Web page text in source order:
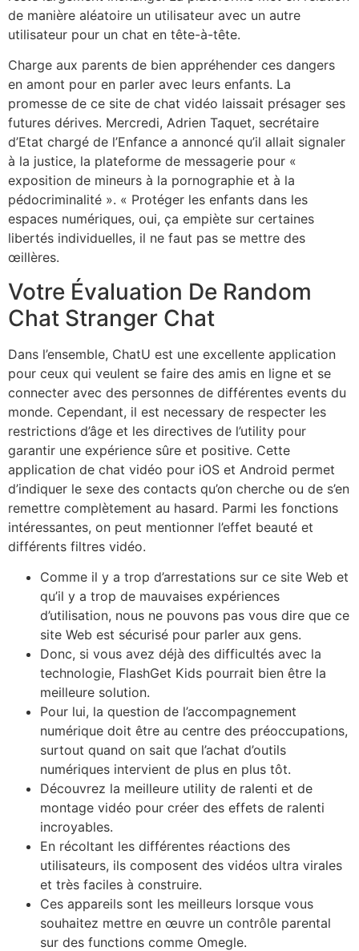
de manière aléatoire un utilisateur avec un autre
utilisateur pour un chat en tête-à-tête.
Charge aux parents de bien appréhender ces dangers
en amont pour en parler avec leurs enfants. La
promesse de ce site de chat vidéo laissait présager ses
futures dérives. Mercredi, Adrien Taquet, secrétaire
d’Etat chargé de l’Enfance a annoncé qu’il allait signaler
à la justice, la plateforme de messagerie pour «
exposition de mineurs à la pornographie et à la
pédocriminalité ». « Protéger les enfants dans les
espaces numériques, oui, ça empiète sur certaines
libertés individuelles, il ne faut pas se mettre des
œillères.
Votre Évaluation De Random
Chat Stranger Chat
Dans l’ensemble, ChatU est une excellente application
pour ceux qui veulent se faire des amis en ligne et se
connecter avec des personnes de différentes events du
monde. Cependant, il est necessary de respecter les
restrictions d’âge et les directives de l’utility pour
garantir une expérience sûre et positive. Cette
application de chat vidéo pour iOS et Android permet
d’indiquer le sexe des contacts qu’on cherche ou de s’en
remettre complètement au hasard. Parmi les fonctions
intéressantes, on peut mentionner l’effet beauté et
différents filtres vidéo.
Comme il y a trop d’arrestations sur ce site Web et
qu’il y a trop de mauvaises expériences
d’utilisation, nous ne pouvons pas vous dire que ce
site Web est sécurisé pour parler aux gens.
Donc, si vous avez déjà des difficultés avec la
technologie, FlashGet Kids pourrait bien être la
meilleure solution.
Pour lui, la question de l’accompagnement
numérique doit être au centre des préoccupations,
surtout quand on sait que l’achat d’outils
numériques intervient de plus en plus tôt.
Découvrez la meilleure utility de ralenti et de
montage vidéo pour créer des effets de ralenti
incroyables.
En récoltant les différentes réactions des
utilisateurs, ils composent des vidéos ultra virales
et très faciles à construire.
Ces appareils sont les meilleurs lorsque vous
souhaitez mettre en œuvre un contrôle parental
sur des functions comme Omegle.